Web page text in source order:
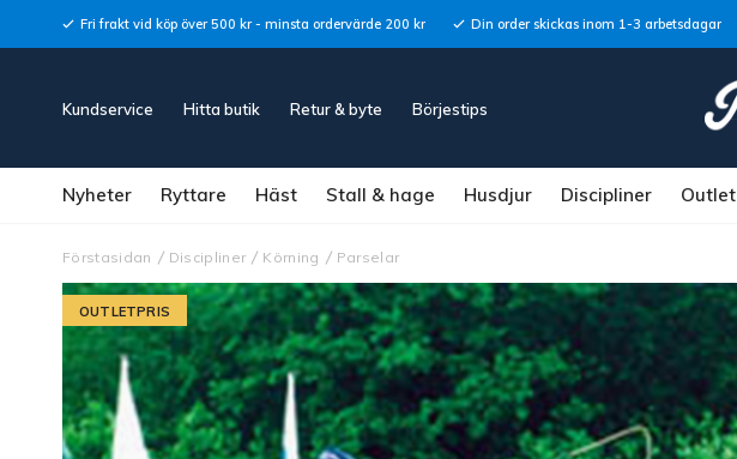
Fri frakt vid köp över 500 kr - minsta ordervärde 200 kr Din order skickas inom 1-3 arbetsdagar
Kundservice Hitta butik Retur & byte Börjestips
Nyheter Ryttare Häst Stall & hage Husdjur Discipliner Outlet
Förstasidan Discipliner Körning Parselar
OUTLETPRIS